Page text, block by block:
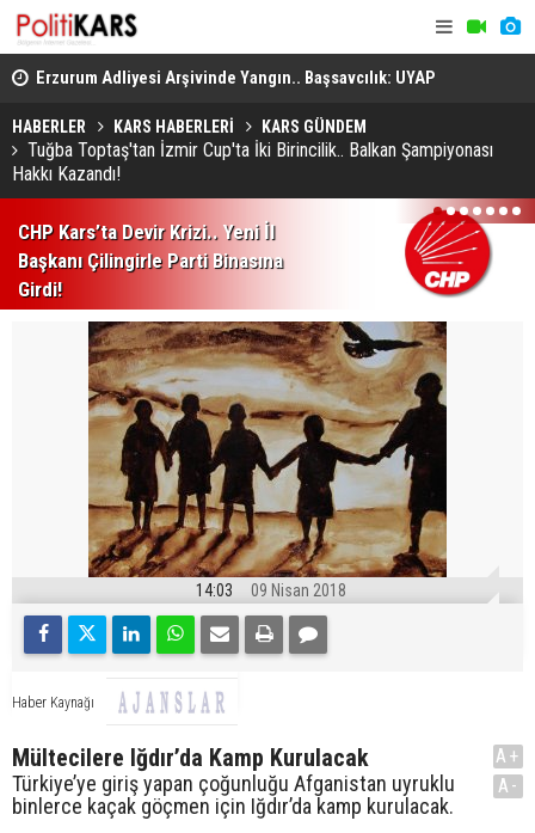
Erzurum Adliyesi Arşivinde Yangın.. Başsavcılık: UYAP
Kayıtlarında Herhangi Bir Kayıp Yok!
HABERLER KARS HABERLERİ KARS GÜNDEM
Tuğba Toptaş'tan İzmir Cup'ta İki Birincilik.. Balkan Şampiyonası
Hakkı Kazandı!
CHP Kars’ta Devir Krizi.. Yeni İl
Başkanı Çilingirle Parti Binasına
Girdi!
1 2 3 4 5 6 7
14:03 09 Nisan 2018
Haber Kaynağı
Mültecilere Iğdır’da Kamp Kurulacak
Türkiye’ye giriş yapan çoğunluğu Afganistan uyruklu
binlerce kaçak göçmen için Iğdır’da kamp kurulacak.
A+
A-